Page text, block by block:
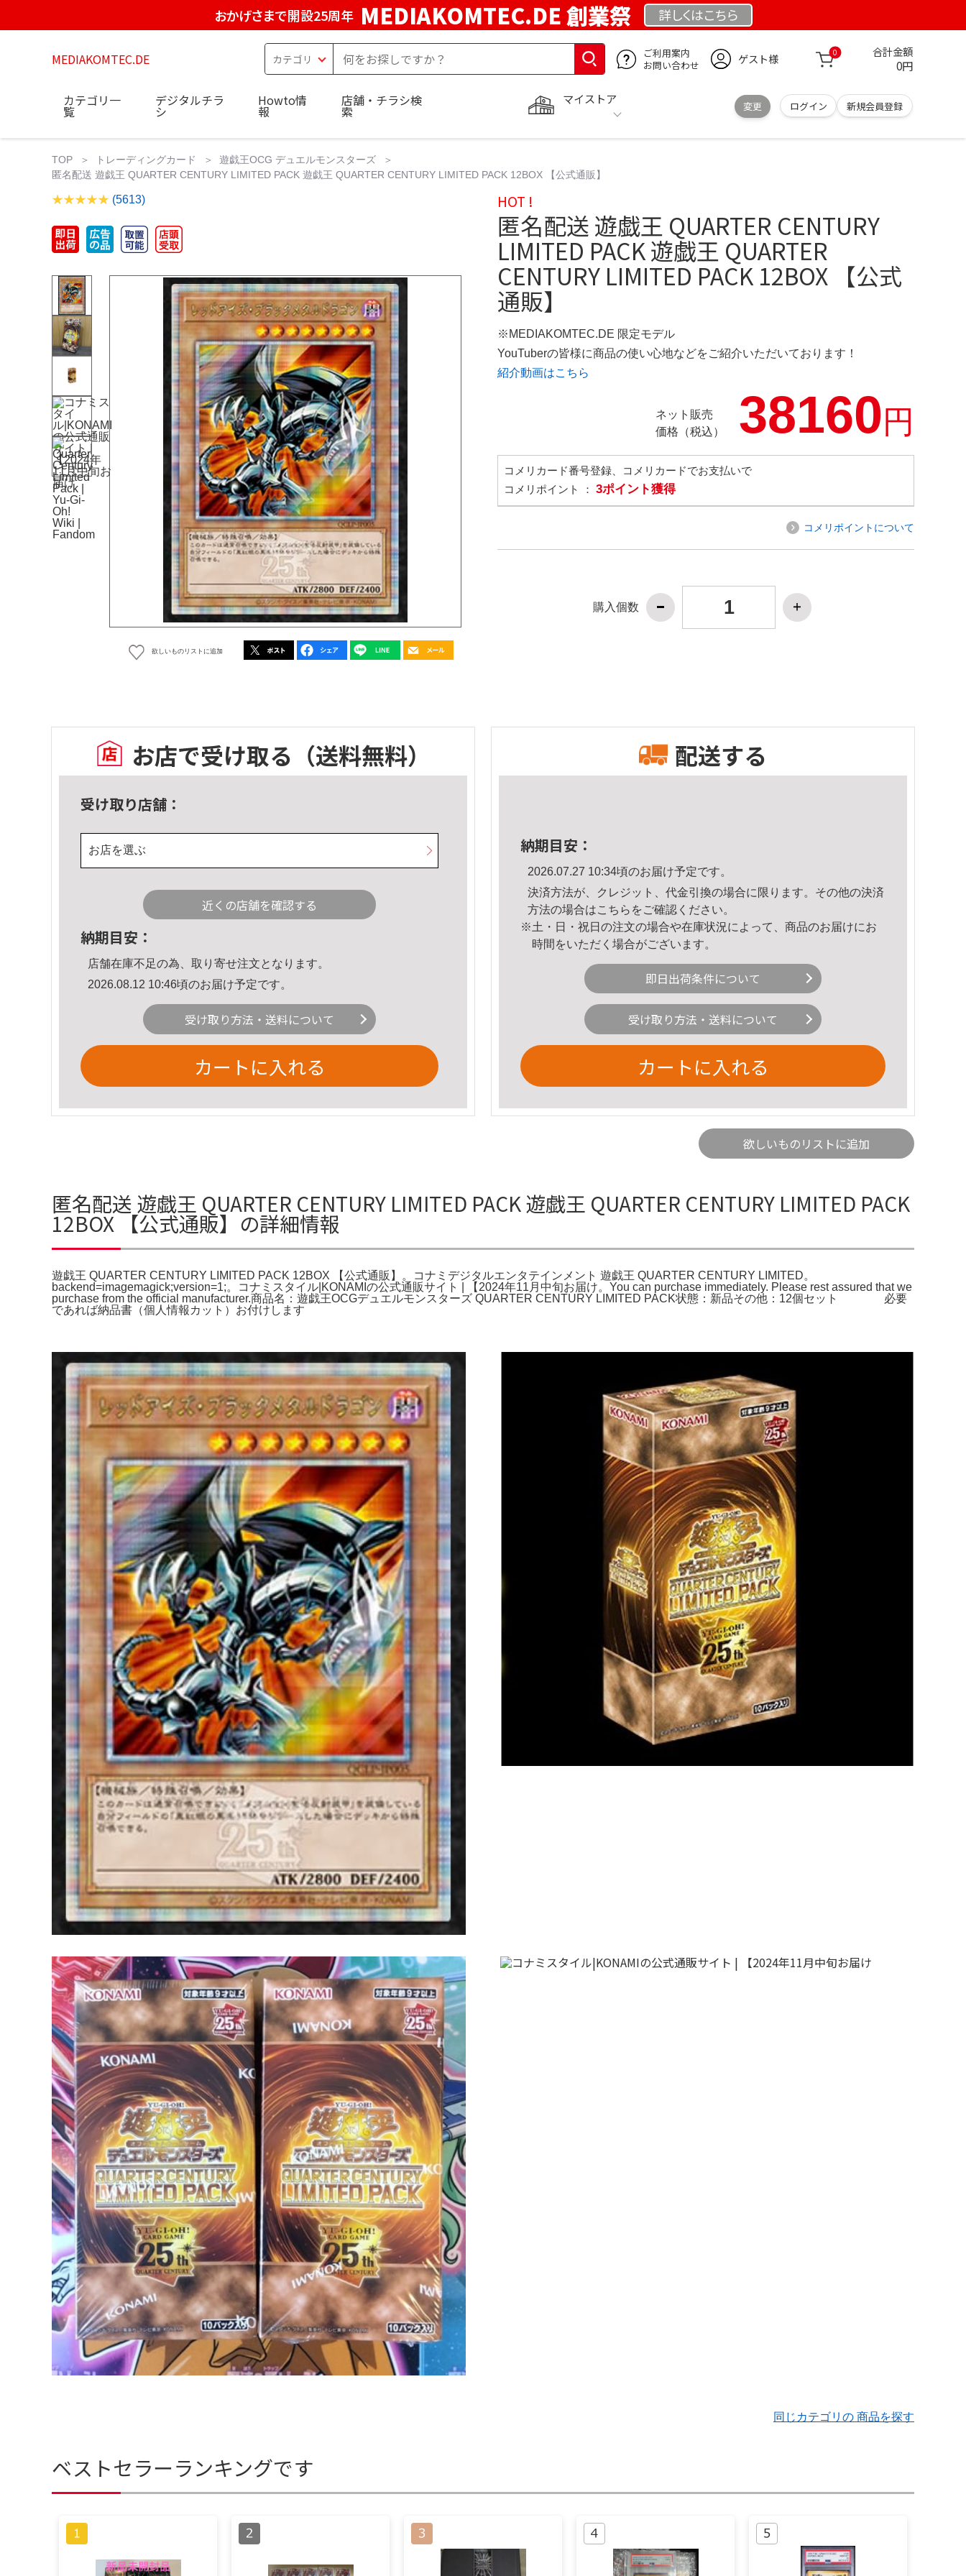
おかげさまで開設25周年 MEDIAKOMTEC.DE 創業祭 詳しくはこちら
MEDIAKOMTEC.DE
ご利用案内
お問い合わせ
ゲスト様 0 合計金額
0円
マイストア
変更 ログイン 新規会員登録
カテゴリ一
覧
デジタルチラ
シ
Howto情
報
店舗・チラシ検
索
TOP トレーディングカード
遊戯王OCG デュエルモンスターズ
匿名配送 遊戯王 QUARTER CENTURY LIMITED PACK 遊戯王 QUARTER CENTURY LIMITED PACK 12BOX 【公式通販】
(5613)
欲しいものリストに追加
HOT !
匿名配送 遊戯王 QUARTER CENTURY
LIMITED PACK 遊戯王 QUARTER
CENTURY LIMITED PACK 12BOX 【公式
通販】
※MEDIAKOMTEC.DE 限定モデル
YouTuberの皆様に商品の使い心地などをご紹介いただいております！
紹介動画はこちら
ネット販売
価格（税込）
38160円
コメリカード番号登録、コメリカードでお支払いで
コメリポイント ： 3ポイント獲得
コメリポイントについて
購入個数
お店で受け取る （送料無料）
受け取り店舗：
お店を選ぶ
近くの店舗を確認する
納期目安：
店舗在庫不足の為、取り寄せ注文となります。
2026.08.12 10:46頃のお届け予定です。
受け取り方法・送料について
カートに入れる
配送する
納期目安：
2026.07.27 10:34頃のお届け予定です。
決済方法が、クレジット、代金引換の場合に限ります。その他の決済
方法の場合はこちら をご確認ください。
※土・日・祝日の注文の場合や在庫状況によって、商品のお届けにお
時間をいただく場合がございます。
即日出荷条件について
受け取り方法・送料について
カートに入れる
欲しいものリストに追加
匿名配送 遊戯王 QUARTER CENTURY LIMITED PACK 遊戯王 QUARTER CENTURY LIMITED PACK
12BOX 【公式通販】の詳細情報
遊戯王 QUARTER CENTURY LIMITED PACK 12BOX 【公式通販】。コナミデジタルエンタテインメント 遊戯王 QUARTER CENTURY LIMITED。
backend=imagemagick;version=1;。コナミスタイル|KONAMIの公式通販サイト | 【2024年11月中旬お届け。You can purchase immediately. Please rest assured that we
purchase from the official manufacturer.商品名：遊戯王OCGデュエルモンスターズ QUARTER CENTURY LIMITED PACK状態：新品その他：12個セット 必要
であれば納品書（個人情報カット）お付けします
同じカテゴリの 商品を探す
ベストセラーランキングです